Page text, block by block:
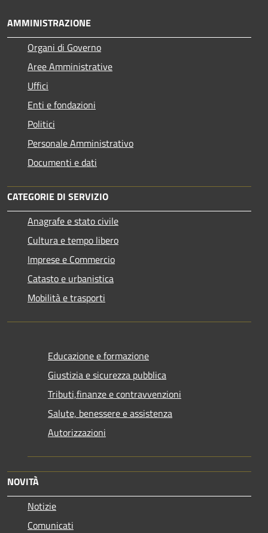
AMMINISTRAZIONE
Organi di Governo
Aree Amministrative
Uffici
Enti e fondazioni
Politici
Personale Amministrativo
Documenti e dati
CATEGORIE DI SERVIZIO
Anagrafe e stato civile
Cultura e tempo libero
Imprese e Commercio
Catasto e urbanistica
Mobilità e trasporti
Educazione e formazione
Giustizia e sicurezza pubblica
Tributi,finanze e contravvenzioni
Salute, benessere e assistenza
Autorizzazioni
NOVITÀ
Notizie
Comunicati